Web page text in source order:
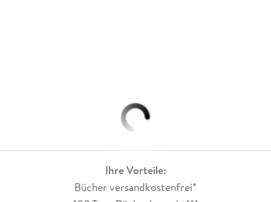
Ihre Vorteile:
Bücher versandkostenfrei*